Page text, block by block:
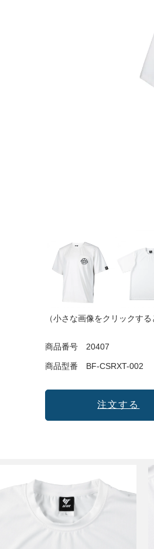
（小さな画像をクリックす
商品番号 20407
商品型番 BF-CSRXT-002
注文する